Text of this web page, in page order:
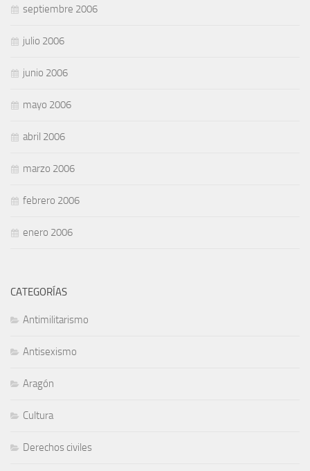
septiembre 2006
julio 2006
junio 2006
mayo 2006
abril 2006
marzo 2006
febrero 2006
enero 2006
CATEGORÍAS
Antimilitarismo
Antisexismo
Aragón
Cultura
Derechos civiles